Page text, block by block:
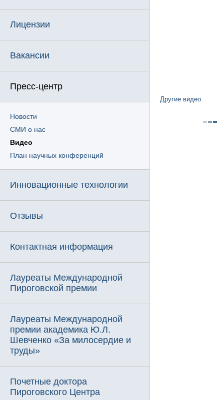
Лицензии
Вакансии
Пресс-центр
Новости
СМИ о нас
Видео
План научных конференций
Инновационные технологии
Отзывы
Контактная информация
Лауреаты Международной
Пироговской премии
Лауреаты Международной
премии академика Ю.Л.
Шевченко «За милосердие и
труды»
Почетные доктора
Пироговского Центра
Другие видео